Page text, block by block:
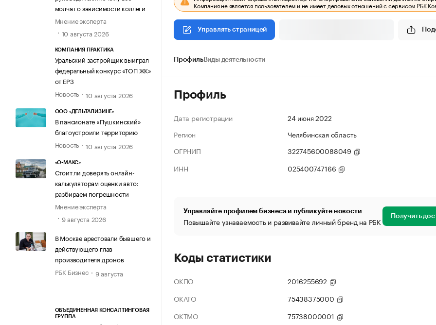
молчат о зависимости коллеги
Мнение эксперта
10 августа 2026
КОМПАНИЯ ПРАКТИКА
Уральский застройщик выиграл
федеральный конкурс «ТОП ЖК»
от ЕРЗ
Новость
10 августа 2026
ООО «ДЕЛЬТАЛИЗИНГ»
В пансионате «Пушкинский»
благоустроили территорию
Новость
10 августа 2026
«О-МАКС»
Стоит ли доверять онлайн-
калькуляторам оценки авто:
разбираем погрешности
Мнение эксперта
9 августа 2026
В Москве арестовали бывшего и
действующего глав
производителя дронов
РБК Бизнес
9 августа
ОБЪЕДИНЕННАЯ КОНСАЛТИНГОВАЯ
ГРУППА
Компания не является пользователем и не имеет деловых отношений с сервисом РБК
Управлять страницей
ПрофильВиды деятельности
Профиль
Дата регистрации
24 июня 2022
Регион
Челябинская область
ОГРНИП
322745600088049
ИНН
025400747166
Управляйте профилем бизнеса и публикуйте новости
Повышайте узнаваемость и развивайте личный бренд на РБК Получить
Коды статистики
ОКПО
2016255692
ОКАТО
75438375000
ОКТМО
75738000001